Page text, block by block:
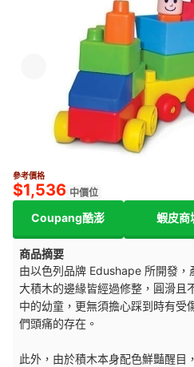
參考價格
$1,536 中價位
Coupang酷澎 蝦皮商
商品摘要
由以色列品牌 Edushape 所開發
大積木的邊緣皆經過修整，圓滑且
中的幼童，更無須擔心踩到時有受
們頭痛的存在。
此外，由於積木本身配色鮮豔醒目